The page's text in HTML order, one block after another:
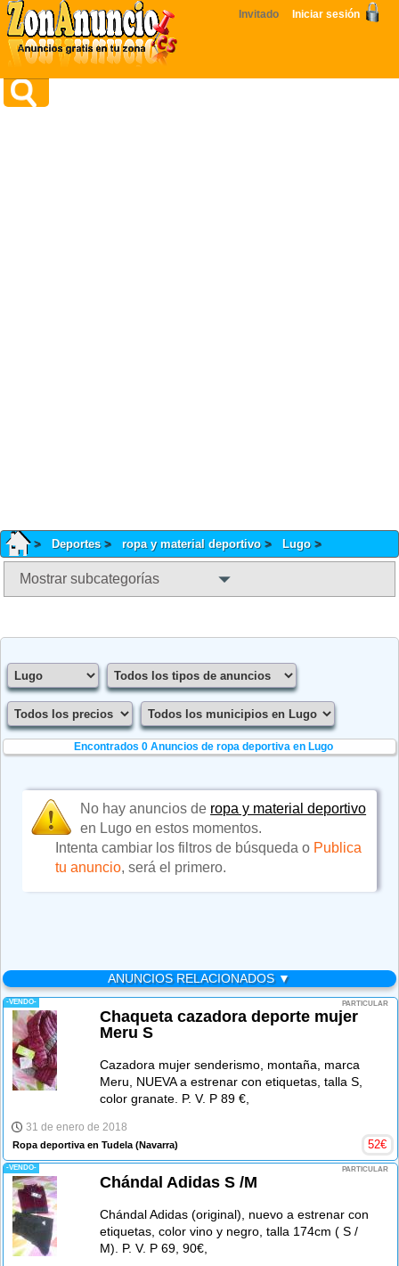
Invitado Iniciar sesión
Deportes ropa y material deportivo Lugo
Mostrar subcategorías
Encontrados 0 Anuncios de ropa deportiva en Lugo
No hay anuncios de ropa y material deportivo
en Lugo en estos momentos.
Intenta cambiar los filtros de búsqueda o Publica
tu anuncio, será el primero.
ANUNCIOS RELACIONADOS ▼
-VENDO- PARTICULAR
Chaqueta cazadora deporte mujer
Meru S
Cazadora mujer senderismo, montaña, marca
Meru, NUEVA a estrenar con etiquetas, talla S,
color granate. P. V. P 89 €,
31 de enero de 2018
Ropa deportiva en Tudela (Navarra) 52€
-VENDO- PARTICULAR
Chándal Adidas S /M
Chándal Adidas (original), nuevo a estrenar con
etiquetas, color vino y negro, talla 174cm ( S /
M). P. V. P 69, 90€,